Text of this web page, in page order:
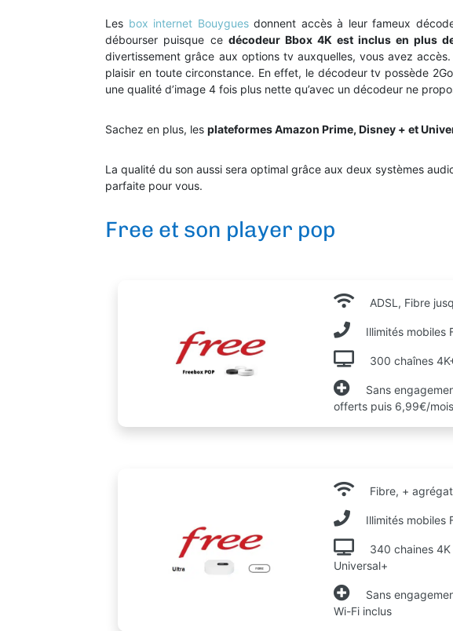
Les box internet Bouyguesdonnent accès à leur fameux
débourser puisque ce décodeur Bbox 4K est inclus en plus
divertissement grâce aux options tv auxquelles, vous avez
plaisir en toute circonstance. En effet, le décodeur tv possède
une qualité d’image 4 fois plus nette qu’avec un décodeur ne
Sachez en plus, lesplateformes Amazon Prime, Disney + et
La qualité du son aussi sera optimal grâce aux deux systèmes
parfaite pour vous.
Free et son player pop
ADSL, Fibre
Illimités mobiles
300 chaînes
Sans
offerts puis 6,99€/mois
Fibre, +
Illimités mobiles
340 chaines
Universal+
Sans
Wi-Fi inclus